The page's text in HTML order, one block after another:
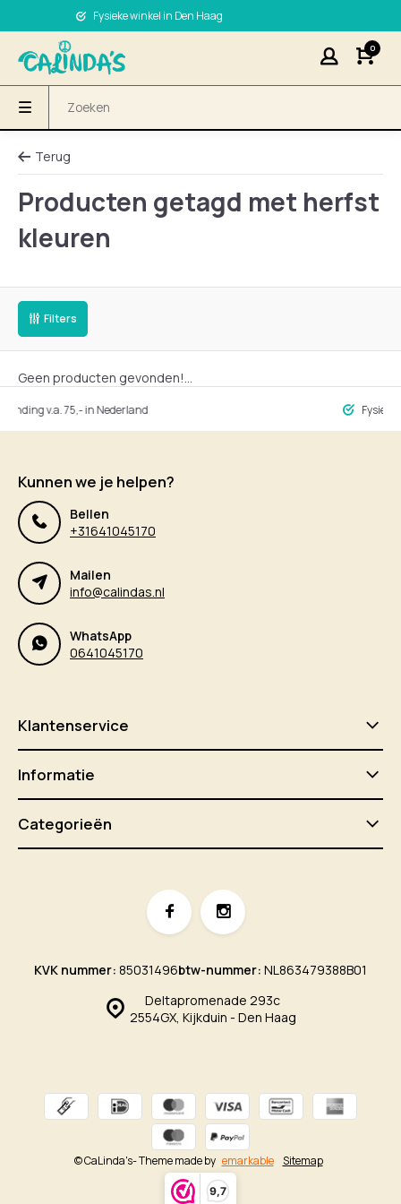
9,7
Fysieke winkel in Den Haag
0
Terug
Producten getagd met herfst
kleuren
Filters
Geen producten gevonden!...
v.a. 75,- in Nederland Fysieke
Kunnen we je helpen?
Bellen
+31641045170
Mailen
info@calindas.nl
WhatsApp
0641045170
Klantenservice
Informatie
Categorieën
Deltapromenade 293c
2554GX, Kijkduin - Den Haag
KVK nummer: 85031496btw-nummer: NL863479388B01
© CaLinda's- Theme made by emarkable Sitemap